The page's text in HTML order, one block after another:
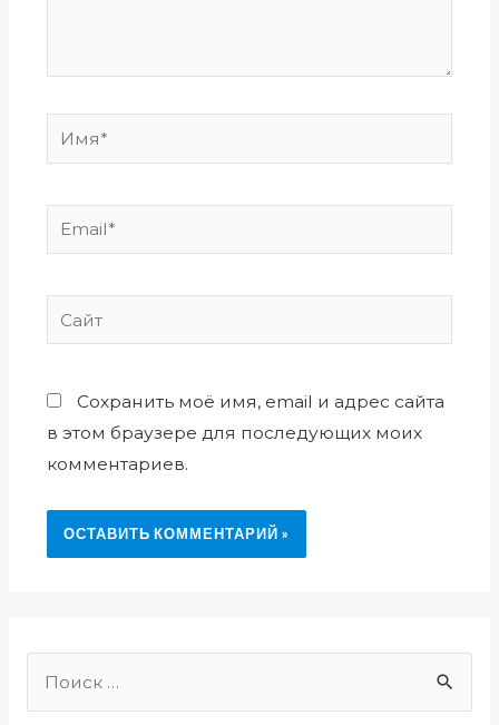
Имя*
Email*
Сайт
Сохранить моё имя, email и адрес сайта
в этом браузере для последующих моих
комментариев.